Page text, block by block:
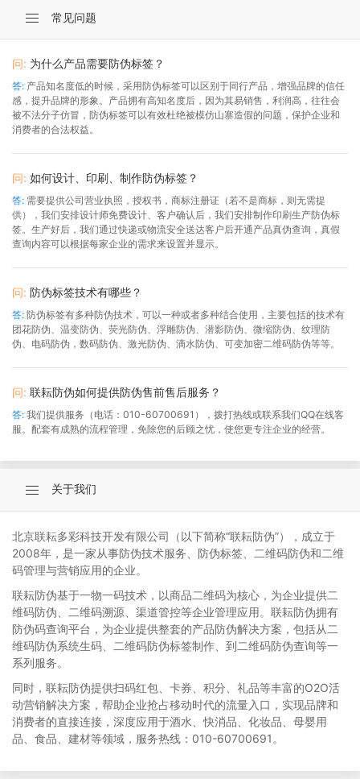
常见问题
问: 为什么产品需要防伪标签？
答: 产品知名度低的时候，采用防伪标签可以区别于同行产品，增强品牌的信任
感，提升品牌的形象。产品拥有高知名度后，因为其易销售，利润高，往往会
被不法分子仿冒，防伪标签可以有效杜绝被模仿山寨造假的问题，保护企业和
消费者的合法权益。
问: 如何设计、印刷、制作防伪标签？
答: 需要提供公司营业执照，授权书，商标注册证（若不是商标，则无需提
供），我们安排设计师免费设计、客户确认后，我们安排制作印刷生产防伪标
签。生产好后，我们通过快递或物流安全送达客户后开通产品真伪查询，真假
查询内容可以根据每家企业的需求来设置并显示。
问: 防伪标签技术有哪些？
答: 防伪标签有多种防伪技术，可以一种或者多种结合使用，主要包括的技术有
团花防伪、温变防伪、荧光防伪、浮雕防伪、潜影防伪、微缩防伪、纹理防
伪、电码防伪，数码防伪、激光防伪、滴水防伪、可变加密二维码防伪等等。
问: 联耘防伪如何提供防伪售前售后服务？
答: 我们提供服务（电话：010-60700691），拨打热线或联系我们QQ在线客
服。配套有成熟的流程管理，免除您的后顾之忧，使您更专注企业的经营。
关于我们
北京联耘多彩科技开发有限公司（以下简称“联耘防伪”），成立于
2008年，是一家从事防伪技术服务、防伪标签、二维码防伪和二维
码管理与营销应用的企业。
联耘防伪基于一物一码技术，以商品二维码为核心，为企业提供二
维码防伪、二维码溯源、渠道管控等企业管理应用。联耘防伪拥有
防伪码查询平台，为企业提供整套的产品防伪解决方案，包括从二
维码防伪系统生码、二维码防伪标签制作、到二维码防伪查询等一
系列服务。
同时，联耘防伪提供扫码红包、卡券、积分、礼品等丰富的O2O活
动营销解决方案，帮助企业抢占移动时代的流量入口，实现品牌和
消费者的直接连接，深度应用于酒水、快消品、化妆品、母婴用
品、食品、建材等领域，服务热线：010-60700691。